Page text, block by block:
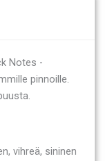
Notes -
pinnoille.
vihreä, sininen